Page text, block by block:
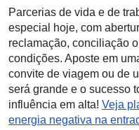
Parcerias de vida e de
especial hoje, com
reclamação, conciliação
condições. Aposte em
convite de viagem ou de
será grande e o sucesso
influência em alta! Veja
energia negativa na